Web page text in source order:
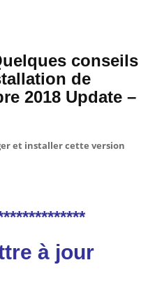
conseils
de
2018 Update –
et installer cette version
à jour